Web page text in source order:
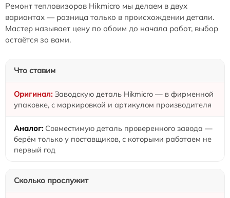
Ремонт тепловизоров Hikmicro мы делаем в двух
вариантах — разница только в происхождении детали.
Мастер называет цену по обоим до начала работ, выбор
остаётся за вами.
Что ставим
Заводскую деталь Hikmicro — в фирменной
упаковке, с маркировкой и артикулом производителя
Совместимую деталь проверенного завода —
берём только у поставщиков, с которыми работаем не
первый год
Сколько прослужит